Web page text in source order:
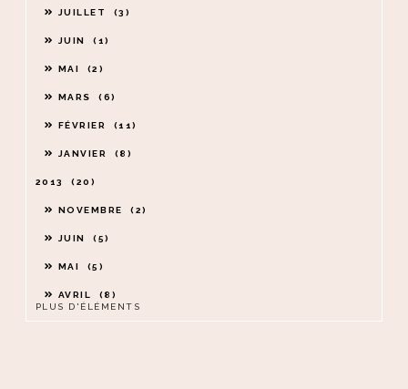
JUILLET 3
JUIN 1
MAI 2
MARS 6
FÉVRIER 11
JANVIER 8
2013 20
NOVEMBRE 2
JUIN 5
MAI 5
AVRIL
8
PLUS D'ÉLÉMENTS